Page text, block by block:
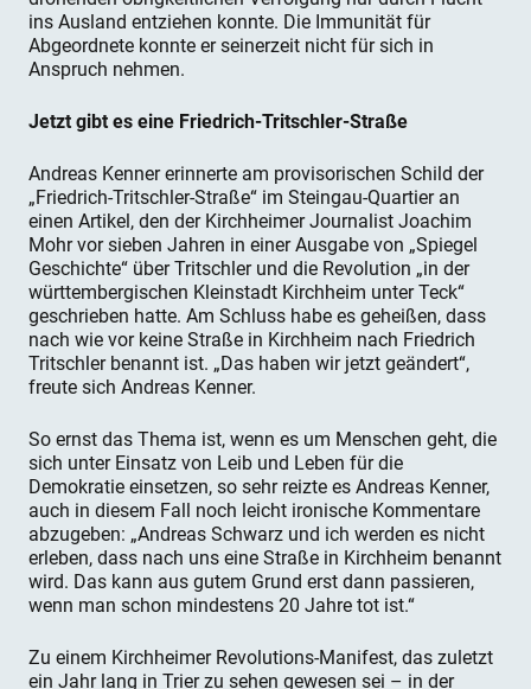
ins Ausland entziehen konnte. Die Immunität für
Abgeordnete konnte er seinerzeit nicht für sich in
Anspruch nehmen.
Jetzt gibt es eine Friedrich-Tritschler-Straße
Andreas Kenner erinnerte am provisorischen Schild der
„Friedrich-Tritschler-Straße“ im Steingau-Quartier an
einen Artikel, den der Kirchheimer Journalist Joachim
Mohr vor sieben Jahren in einer Ausgabe von „Spiegel
Geschichte“ über Tritschler und die Revolution „in der
württembergischen Kleinstadt Kirchheim unter Teck“
geschrieben hatte. Am Schluss habe es geheißen, dass
nach wie vor keine Straße in Kirchheim nach Friedrich
Tritschler benannt ist. „Das haben wir jetzt geändert“,
freute sich Andreas Kenner.
So ernst das Thema ist, wenn es um Menschen geht, die
sich unter Einsatz von Leib und Leben für die
Demokratie einsetzen, so sehr reizte es Andreas Kenner,
auch in diesem Fall noch leicht ironische Kommentare
abzugeben: „Andreas Schwarz und ich werden es nicht
erleben, dass nach uns eine Straße in Kirchheim benannt
wird. Das kann aus gutem Grund erst dann passieren,
wenn man schon mindestens 20 Jahre tot ist.“
Zu einem Kirchheimer Revolutions-Manifest, das zuletzt
ein Jahr lang in Trier zu sehen gewesen sei – in der